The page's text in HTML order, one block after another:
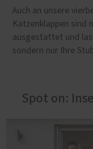
Auch an unsere
Katzenklappen sind
ausgestattet und
sondern nur Ihre
Spot on: